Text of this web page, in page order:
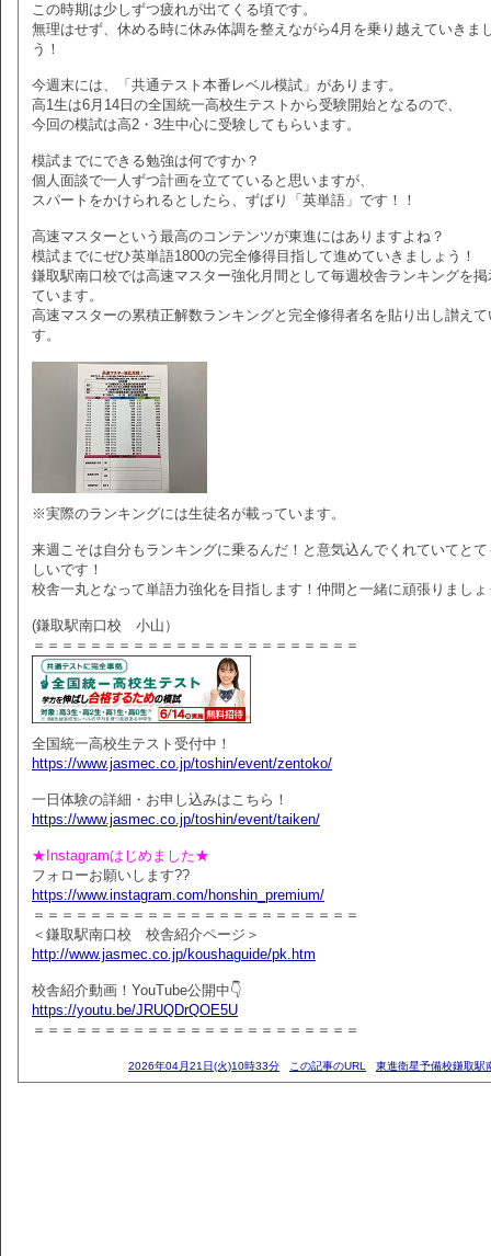
この時期は少しずつ疲れが出てくる頃です。
無理はせず、休める時に休み体調を整えながら4月を乗り越えていきま
う！
今週末には、「共通テスト本番レベル模試」があります。
高1生は6月14日の全国統一高校生テストから受験開始となるので、
今回の模試は高2・3生中心に受験してもらいます。
模試までにできる勉強は何ですか？
個人面談で一人ずつ計画を立てていると思いますが、
スパートをかけられるとしたら、ずばり「英単語」です！！
高速マスターという最高のコンテンツが東進にはありますよね？
模試までにぜひ英単語1800の完全修得目指して進めていきましょう！
鎌取駅南口校では高速マスター強化月間として毎週校舎ランキングを掲
ています。
高速マスターの累積正解数ランキングと完全修得者名を貼り出し讃えて
す。
※実際のランキングには生徒名が載っています。
来週こそは自分もランキングに乗るんだ！と意気込んでくれていてとて
しいです！
校舎一丸となって単語力強化を目指します！仲間と一緒に頑張りましょ
(鎌取駅南口校 小山）
＝＝＝＝＝＝＝＝＝＝＝＝＝＝＝＝＝＝＝＝＝＝＝
全国統一高校生テスト受付中！
https://www.jasmec.co.jp/toshin/event/zentoko/
一日体験の詳細・お申し込みはこちら！
https://www.jasmec.co.jp/toshin/event/taiken/
★Instagramはじめました★
フォローお願いします??
https://www.instagram.com/honshin_premium/
＝＝＝＝＝＝＝＝＝＝＝＝＝＝＝＝＝＝＝＝＝＝＝
＜鎌取駅南口校 校舎紹介ページ＞
http://www.jasmec.co.jp/koushaguide/pk.htm
校舎紹介動画！YouTube公開中👇
https://youtu.be/JRUQDrQOE5U
＝＝＝＝＝＝＝＝＝＝＝＝＝＝＝＝＝＝＝＝＝＝＝
2026年04月21日(火)10時33分 この記事のURL 東進衛星予備校鎌取駅